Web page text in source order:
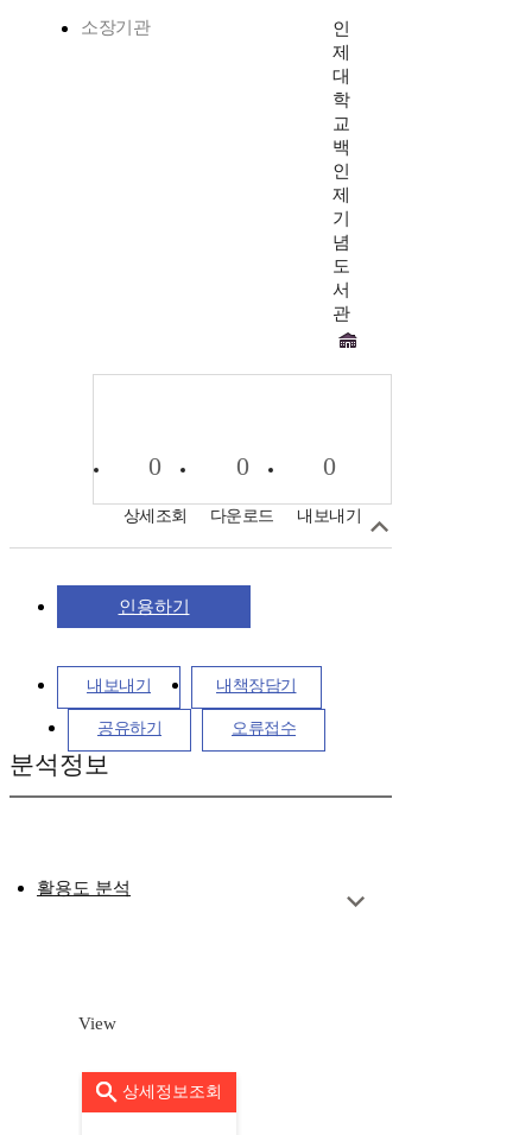
소장기관
인
제
대
학
교
백
인
제
기
념
도
서
관
0
상세조회
0
다운로드
0
내보내기
인용하기
내보내기 내책장담기
공유하기 오류접수
분석정보
활용도 분석
View
상세정보조회